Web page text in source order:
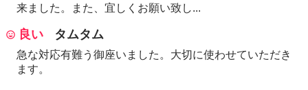
来ました。また、宜しくお願い致し...
良い タムタム
急な対応有難う御座いました。大切に使わせていただき
ます。